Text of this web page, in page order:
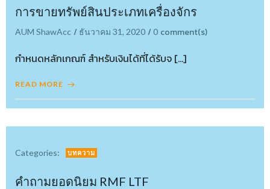
การขายทรัพย์สินประเภทเครื่องจักร
AUM ShawAcc / ธันวาคม 31, 2020 /0 comment(s)
กำหนดหลักเกณฑ์ สำหรับเงินได้ที่ได้รับจ […]
READ MORE
Categories: บทความ
คำถามยอดนิยม RMF LTF